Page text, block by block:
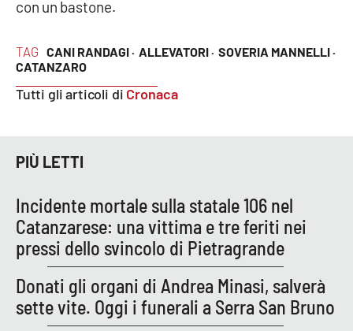
Cultura
Economia e Lavoro
Politica
Società
Sport
RUBRICHE
Good Morning Vietnam
TAG CANI RANDAGI · ALLEVATORI · SOVERIA MANNELLI ·
CATANZARO
Tutti gli articoli di Cronaca
con un bastone.
PIÙ LETTI
Incidente mortale sulla statale 106 nel
Catanzarese: una vittima e tre feriti nei
pressi dello svincolo di Pietragrande
Donati gli organi di Andrea Minasi, salverà
sette vite. Oggi i funerali a Serra San Bruno